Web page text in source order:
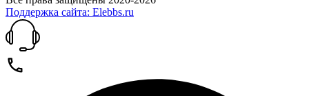
Поддержка сайта: Elebbs.ru